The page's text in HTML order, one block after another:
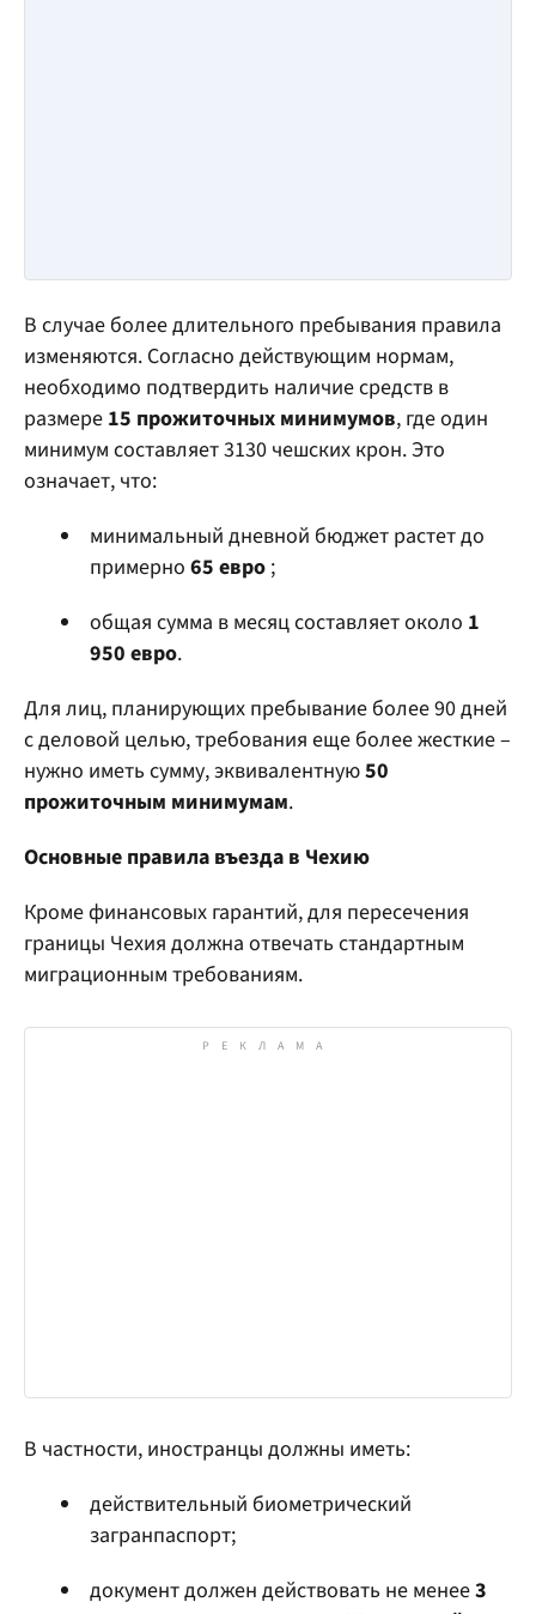
В случае более длительного пребывания правила
изменяются. Согласно действующим нормам,
необходимо подтвердить наличие средств в
размере 15 прожиточных минимумов, где один
минимум составляет 3130 чешских крон. Это
означает, что:
минимальный дневной бюджет растет до
примерно 65 евро ;
общая сумма в месяц составляет около 1
950 евро.
Для лиц, планирующих пребывание более 90 дней
с деловой целью, требования еще более жесткие –
нужно иметь сумму, эквивалентную50
прожиточным минимумам.
Основные правила въезда в Чехию
Кроме финансовых гарантий, для пересечения
границы Чехия должна отвечать стандартным
миграционным требованиям.
В частности, иностранцы должны иметь:
действительный биометрический
загранпаспорт;
документ должен действовать не менее3